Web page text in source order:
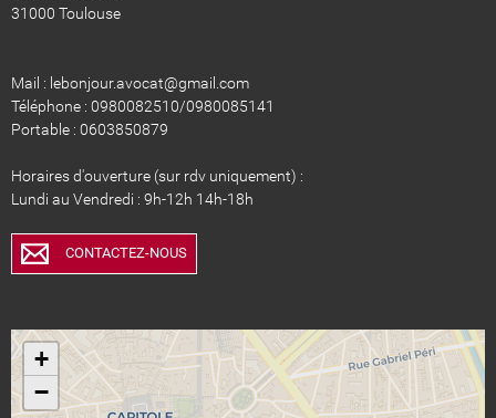
31000 Toulouse
Mail : lebonjour.avocat@gmail.com
Téléphone : 0980082510/0980085141
Portable : 0603850879
Horaires d'ouverture (sur rdv uniquement) :
Lundi au Vendredi : 9h-12h 14h-18h
CONTACTEZ-NOUS
+
−